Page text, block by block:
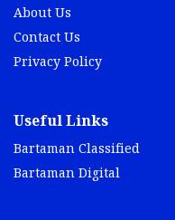
About Us
Contact Us
Privacy Policy
Useful Links
Bartaman Classified
Bartaman Digital